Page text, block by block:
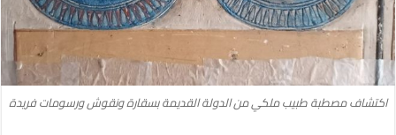
اكتشاف مصطبة طبيب ملكي من الدولة القديمة بسقارة ونقوش ورسومات فريدة